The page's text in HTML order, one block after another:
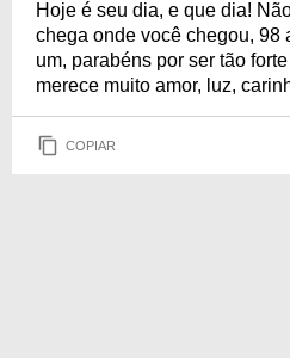
Hoje é seu dia, e que dia!
chega onde você chegou, 98
um, parabéns por ser tão
merece muito amor, luz,
COPIAR